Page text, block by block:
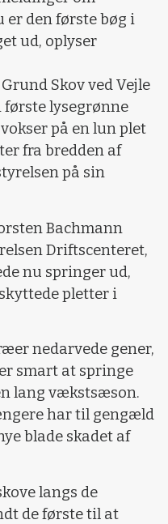
er den første bøg i
ud, oplyser
Skov ved Vejle
første lysegrønne
på en lun plet
fra bredden af
på sin
Bachmann
Driftscenteret,
nu springer ud,
pletter i
nedarvede gener,
smart at springe
lang vækstsæson.
har til gengæld
blade skadet af
langs de
de første til at